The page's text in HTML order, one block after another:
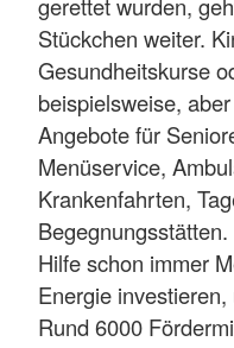
Stückchen weiter.
Gesundheitskurse
beispielsweise,
Angebote für
Menüservice,
Krankenfahrten,
Hilfe schon immer
Energie
Rund 6000